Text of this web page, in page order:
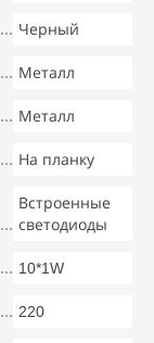
Черный
Металл
Металл
На планку
Встроенные
светодиоды
10*1W
220